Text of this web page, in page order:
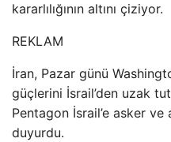
kararlılığının altını çiziyor.
REKLAM
İran, Pazar günü
güçlerini İsrail’den uzak
Pentagon İsrail’e asker
duyurdu.